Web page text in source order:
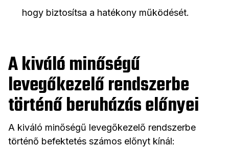
hogy biztosítsa a hatékony működését.
A kiváló minőségű
levegőkezelő rendszerbe
történő beruházás előnyei
A kiváló minőségű levegőkezelő rendszerbe
történő befektetés számos előnyt kínál: